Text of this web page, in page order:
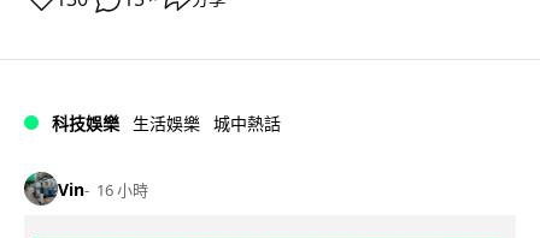
科技娛樂 生活娛樂 城中熱話
Vin 16 小時